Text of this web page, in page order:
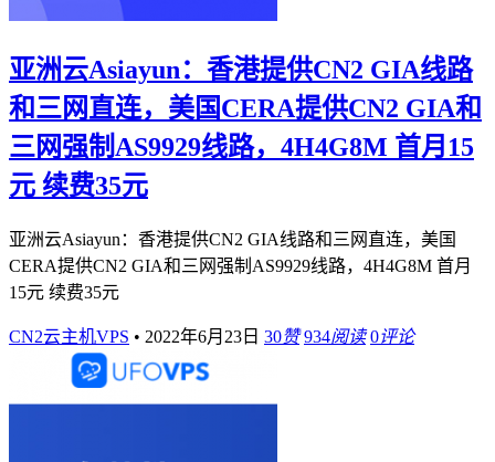
亚洲云Asiayun：香港提供CN2 GIA线路
和三网直连，美国CERA提供CN2 GIA和
三网强制AS9929线路，4H4G8M 首月15
元 续费35元
亚洲云Asiayun：香港提供CN2 GIA线路和三网直连，美国
CERA提供CN2 GIA和三网强制AS9929线路，4H4G8M 首月
15元 续费35元
CN2云主机VPS • 2022年6月23日 30赞 934阅读 0评论